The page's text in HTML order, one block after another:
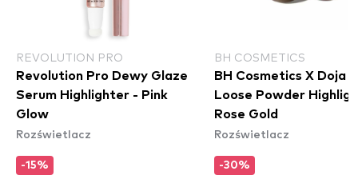
REVOLUTION PRO
Revolution Pro Dewy Glaze
Serum Highlighter - Pink
Glow
Rozświetlacz
-15%
BH COSMETICS
BH Cosmetics X Doja
Loose Powder
Rose Gold
Rozświetlacz
-30%